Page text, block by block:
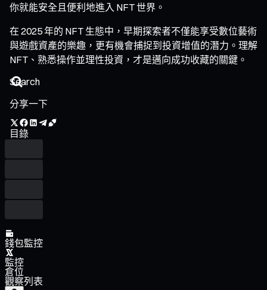
你就能安全且便利地進入 NFT 世界。
在 2025 年的 NFT 生態中，早期探索者不僅能享受數位藝術
與遊戲資產的樂趣，更有機會捕捉到投資增值的潛力。理解
NFT、熟悉操作並理性投資，才是邁向成功收藏的關鍵。
分享一下
目錄
錢包監控
監控
倉位
觀察列表